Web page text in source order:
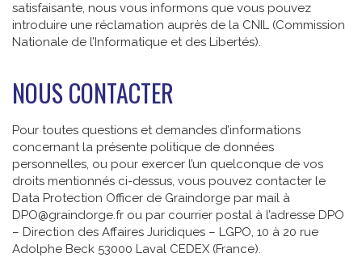
satisfaisante, nous vous informons que vous pouvez
introduire une réclamation auprès de la CNIL (Commission
Nationale de l’Informatique et des Libertés).
NOUS CONTACTER
Pour toutes questions et demandes d’informations
concernant la présente politique de données
personnelles, ou pour exercer l’un quelconque de vos
droits mentionnés ci-dessus, vous pouvez contacter le
Data Protection Officer de Graindorge par mail à
DPO@graindorge.fr ou par courrier postal à l’adresse DPO
– Direction des Affaires Juridiques – LGPO, 10 à 20 rue
Adolphe Beck 53000 Laval CEDEX (France).